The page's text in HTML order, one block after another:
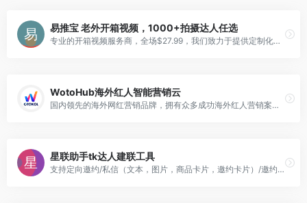
易推宝 老外开箱视频，1000+拍摄达人任选
专业的开箱视频服务商，全场$27.99，我们致力于提供定制化、精彩纷呈的开箱视频。我们注重细节，展示产品的外观、功能和特点，帮助您吸引观众的注意力并促进销售。
WotoHub海外红人智能营销云
国内领先的海外网红营销品牌，拥有众多成功海外红人营销案例，平台搭建聚集海量海外红人资源，拥有10万+来自海外的网红。帮助国内企业实现海外跨境营销。同时卧兔也是杭州地区的TikTok官方代理，帮助企业实现TikTok新媒体海外变现，包括TikTok开户、TikTok广告投放。
星联助手tk达人建联工具
支持定向邀约/私信（文本，图片，商品卡片，邀约卡片）/邀约整理（删除未邀约达人，补充未满邀约）